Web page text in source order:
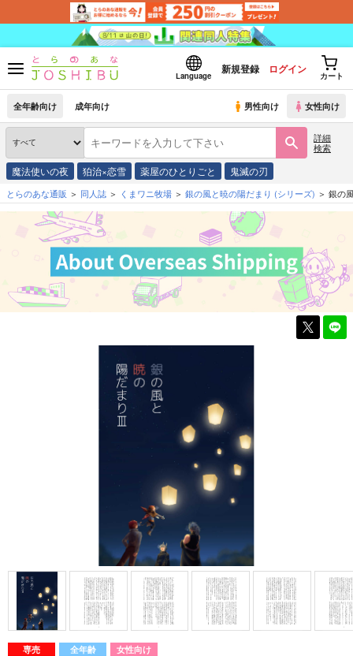
Language
新規登録 ログイン
カート
全年齢向け 成年向け 男性向け 女性向け
詳細
検索
魔法使いの夜 狛治×恋雪 薬屋のひとりごと 鬼滅の刃
とらのあな通販 同人誌 くまワニ牧場 銀の風と暁の陽だまり (シリーズ) 銀の
専売 全年齢 女性向け